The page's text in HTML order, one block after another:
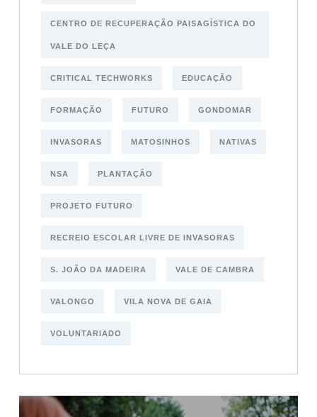
CENTRO DE RECUPERAÇÃO PAISAGÍSTICA DO
VALE DO LEÇA
CRITICAL TECHWORKS EDUCAÇÃO
FORMAÇÃO FUTURO GONDOMAR
INVASORAS MATOSINHOS NATIVAS
NSA PLANTAÇÃO
PROJETO FUTURO
RECREIO ESCOLAR LIVRE DE INVASORAS
S. JOÃO DA MADEIRA VALE DE CAMBRA
VALONGO VILA NOVA DE GAIA
VOLUNTARIADO